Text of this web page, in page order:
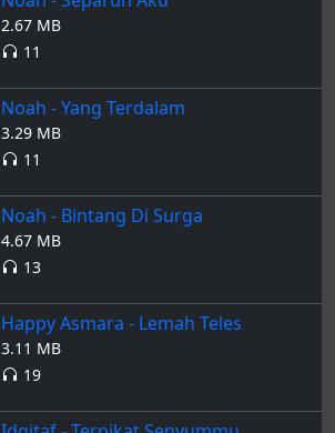
2.67 MB
11
Noah - Yang Terdalam
3.29 MB
11
Noah - Bintang Di Surga
4.67 MB
13
Happy Asmara - Lemah Teles
3.11 MB
19